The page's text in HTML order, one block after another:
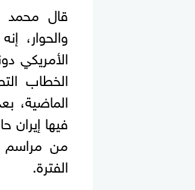
قال محمد
والحوار،
الأمريكي
الخطاب
الماضية،
فيها
من مراسم
الفترة.